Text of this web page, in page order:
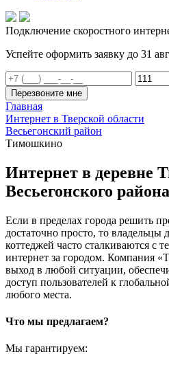
Подключение скоростного
Успейте оформить заявку до 31
Перезвоните мне
Главная
Интернет в Тверской области
Весьегонский район
Тимошкино
Интернет в деревне
Весьегонского района
Если в пределах города решить
достаточно просто, то владельцы
коттеджей часто сталкиваются с
интернет за городом. Компания
выход в любой ситуации,
доступ пользователей к
любого места.
Что мы предлагаем?
Мы гарантируем: